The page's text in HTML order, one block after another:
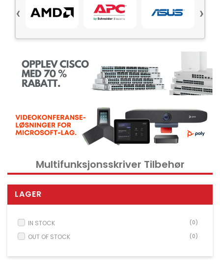
Datamaskin PC-system
Kontorrekvisita og tilbehør
Verktøy
Nettverksdata rack og serverskap
Overvåkingsutstyr
Skrivere, skannere og tilbehør
Husholdnings- og hageutstyr
Spill og droner
Electrical Supplies
‹ ›
Multifunksjonsskriver Tilbehør
LAGER
IN STOCK (0)
OUT OF STOCK (0)